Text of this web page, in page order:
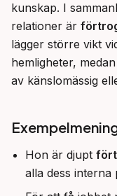
kunskap. I
relationer är
lägger större vikt
hemligheter, medan
av känslomässig
Hon är djupt
alla dess interna